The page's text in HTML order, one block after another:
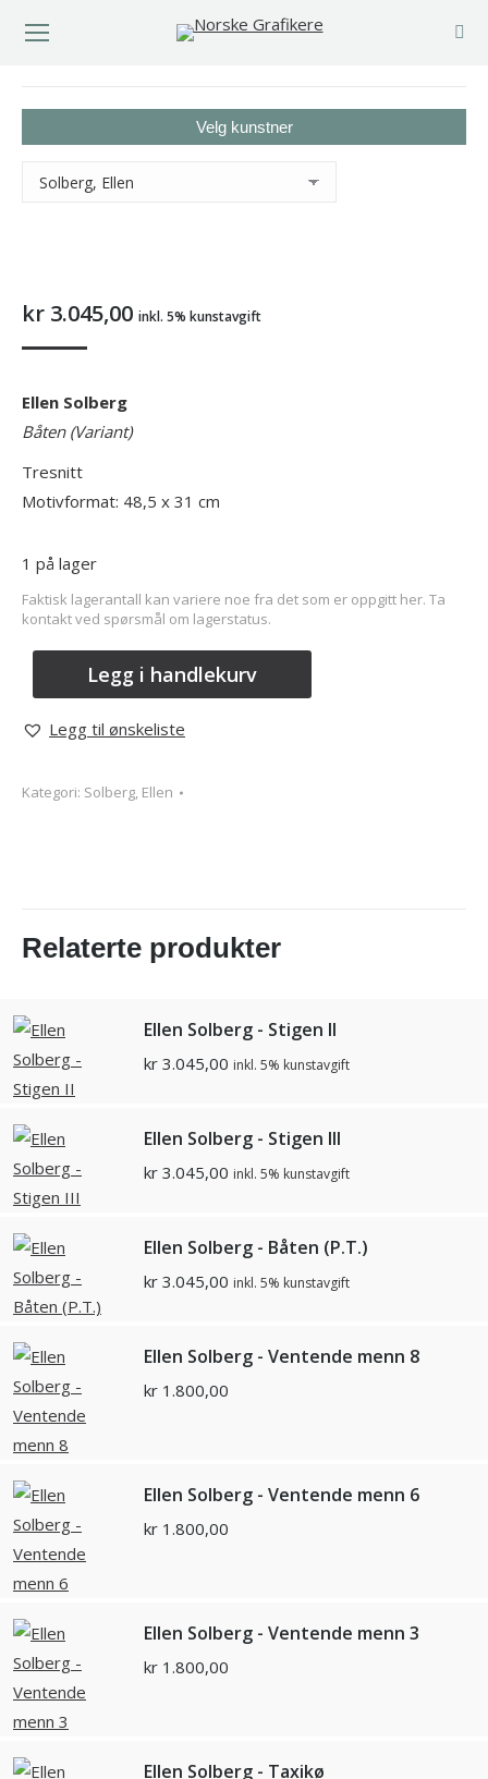
Velg kunstner
kr 3.045,00 inkl. 5% kunstavgift
Ellen Solberg
Båten (Variant)
Tresnitt
Motivformat: 48,5 x 31 cm
1 på lager
Faktisk lagerantall kan variere noe fra det som er oppgitt her. Ta
kontakt ved spørsmål om lagerstatus.
Legg i handlekurv
Legg til ønskeliste
Kategori: Solberg, Ellen
Relaterte produkter
Ellen Solberg - Stigen II
kr 3.045,00 inkl. 5% kunstavgift
Ellen Solberg - Stigen III
kr 3.045,00 inkl. 5% kunstavgift
Ellen Solberg - Båten (P.T.)
kr 3.045,00 inkl. 5% kunstavgift
Ellen Solberg - Ventende menn 8
kr 1.800,00
Ellen Solberg - Ventende menn 6
kr 1.800,00
Ellen Solberg - Ventende menn 3
kr 1.800,00
Ellen Solberg - Taxikø